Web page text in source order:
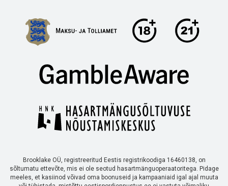
Brooklake OÜ, registreeritud Eestis registrikoodiga 16460138, on
sõltumatu ettevõte, mis ei ole seotud hasartmänguoperaatoritega. Pidage
meeles, et kasiinod võivad oma boonuseid ja kampaaniaid igal ajal muuta